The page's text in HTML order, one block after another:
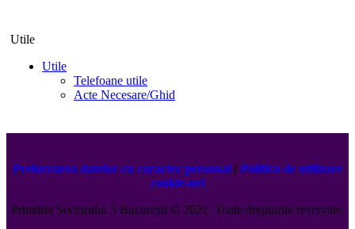
Utile
Utile
Telefoane utile
Acte Necesare/Ghid
Prelucrarea datelor cu caracter personal | Politica de utilizare
cookie-uri
Primăria Sectorului 5 București ©️2021. Toate drepturile rezervate.